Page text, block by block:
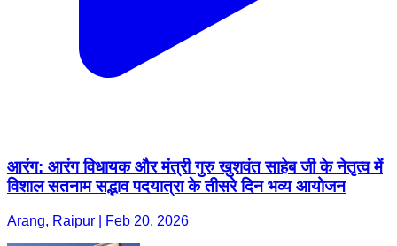
आरंग: आरंग विधायक और मंत्री गुरु खुशवंत साहेब जी के नेतृत्व में
विशाल सतनाम सद्भाव पदयात्रा के तीसरे दिन भव्य आयोजन
Arang, Raipur | Feb 20, 2026